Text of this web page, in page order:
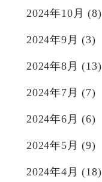
2024年10月 (8)
2024年9月 (3)
2024年8月 (13)
2024年7月 (7)
2024年6月 (6)
2024年5月 (9)
2024年4月 (18)